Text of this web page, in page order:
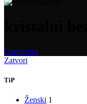
Categories
Zatvori
TiP
Ženski 1